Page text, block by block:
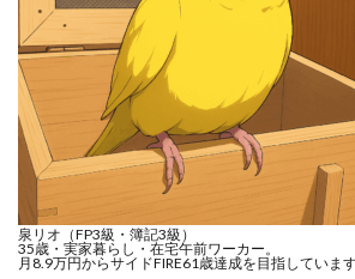
泉リオ（FP3級・簿記3級）
35歳・実家暮らし・在宅午前ワーカー。
月8.9万円からサイドFIRE61歳達成を目指していま